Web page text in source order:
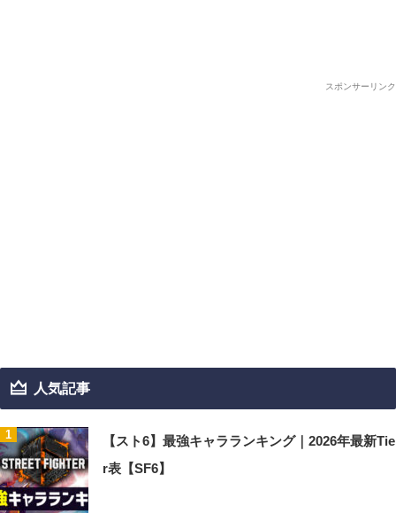
スポンサーリンク
人気記事
【スト6】最強キャラランキング｜2026年最新Tie
r表【SF6】